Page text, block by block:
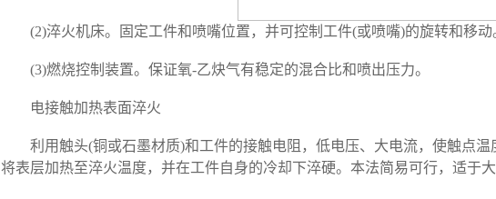
(2)淬火机床。固定工件和喷嘴位置，并可控制工件(或喷嘴)的旋转和移动
(3)燃烧控制装置。保证氧-乙炔气有稳定的混合比和喷出压力。
电接触加热表面淬火
利用触头(铜或石墨材质)和工件的接触电阻，低电压、大电流，使触点温
将表层加热至淬火温度，并在工件自身的冷却下淬硬。本法简易可行，适于